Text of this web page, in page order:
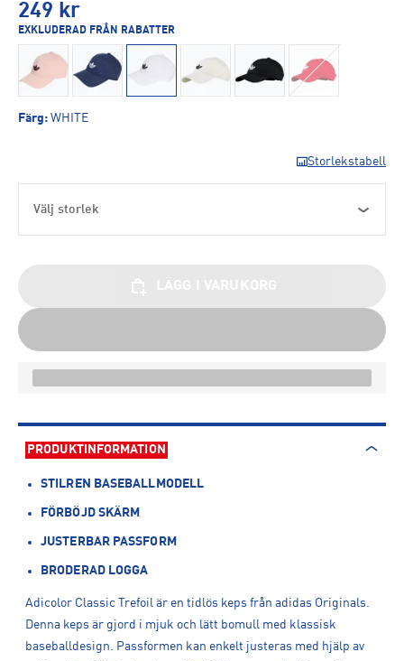
249 kr
EXKLUDERAD FRÅN RABATTER
Färg: WHITE
Storlekstabell
Välj storlek
PRODUKTINFORMATION
STILREN BASEBALLMODELL
FÖRBÖJD SKÄRM
JUSTERBAR PASSFORM
BRODERAD LOGGA
Adicolor Classic Trefoil är en tidlös keps från adidas Originals.
Denna keps är gjord i mjuk och lätt bomull med klassisk
baseballdesign. Passformen kan enkelt justeras med hjälp av